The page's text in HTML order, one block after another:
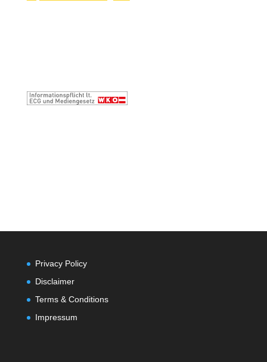
Privacy Policy
Disclaimer
Terms & Conditions
Impressum